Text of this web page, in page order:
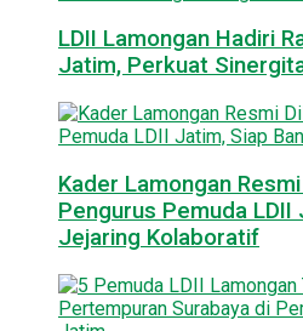
LDII Lamongan Hadiri
Jatim, Perkuat
Kader Lamongan
Pengurus Pemuda LDII
Jejaring Kolaboratif